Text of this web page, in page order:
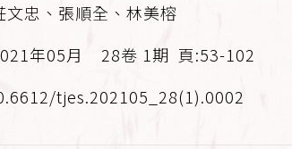
忠、張順全、林美榕
年05月
28卷 1期 頁:53-102
tjes.202105_28(1).0002